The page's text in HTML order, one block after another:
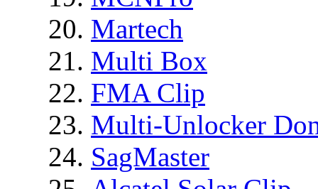
Martech
Multi Box
FMA Clip
Multi-Unlocker
SagMaster